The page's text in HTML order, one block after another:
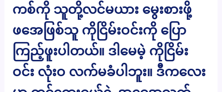
ကစ်ကို သူတို့လင်မယား မွေးစားဖို့
ဖအေဖြစ်သူ ကိုငြိမ်းဝင်းကို ပြော
ကြည့်ဖူးပါတယ်။ ဒါမေမဲ့ ကိုငြိမ်း
ဝင်း လုံးဝ လက်မခံပါဘူး။ ဒီကလေး